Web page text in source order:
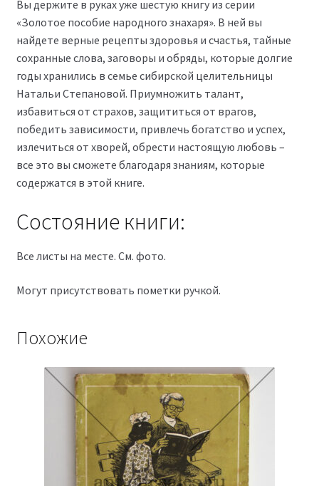
Вы держите в руках уже шестую книгу из серии
«Золотое пособие народного знахаря». В ней вы
найдете верные рецепты здоровья и счастья, тайные
сохранные слова, заговоры и обряды, которые долгие
годы хранились в семье сибирской целительницы
Натальи Степановой. Приумножить талант,
избавиться от страхов, защититься от врагов,
победить зависимости, привлечь богатство и успех,
излечиться от хворей, обрести настоящую любовь –
все это вы сможете благодаря знаниям, которые
содержатся в этой книге.
Состояние книги:
Все листы на месте. См. фото.
Могут присутствовать пометки ручкой.
Похожие